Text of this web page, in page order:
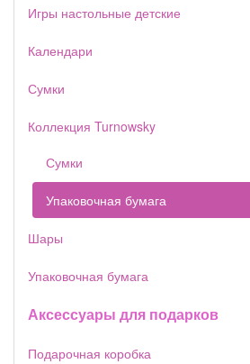
Игры настольные детские
Календари
Сумки
Коллекция Turnowsky
Сумки
Упаковочная бумага
Шары
Упаковочная бумага
Аксессуары для подарков
Подарочная коробка